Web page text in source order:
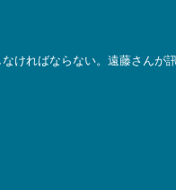
ければならない。遠藤さんが訊